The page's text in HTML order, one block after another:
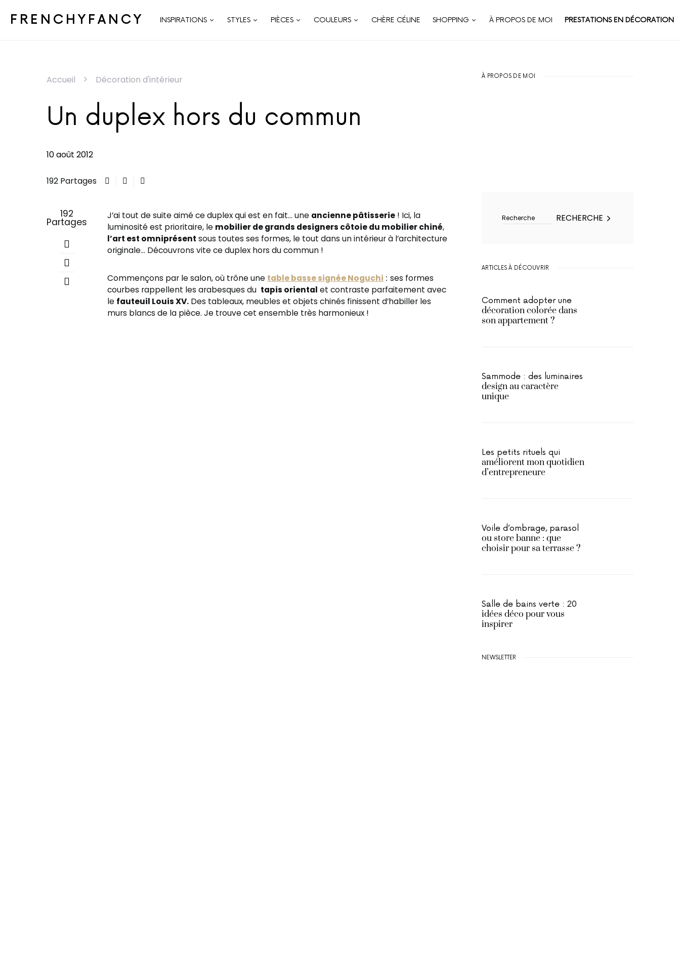
FRENCHYFANCY INSPIRATIONS STYLES PIÈCES COULEURS CHÈRE CÉLINE SHOPPING À PROPOS DE MOI PRESTATIONS EN DÉCORATION
Accueil Décoration d'intérieur
Un duplex hors du commun
10 août 2012
192 Partages
192
Partages
J’ai tout de suite aimé ce duplex qui est en fait… une ancienne pâtisserie ! Ici, la
luminosité est prioritaire, le mobilier de grands designers côtoie du mobilier chiné,
l’art est omniprésent sous toutes ses formes, le tout dans un intérieur à l’architecture
originale… Découvrons vite ce duplex hors du commun !
Commençons par le salon, où trône une table basse signée Noguchi : ses formes
courbes rappellent les arabesques du tapis oriental et contraste parfaitement avec
le fauteuil Louis XV. Des tableaux, meubles et objets chinés finissent d’habiller les
murs blancs de la pièce. Je trouve cet ensemble très harmonieux !
À PROPOS DE MOI
RECHERCHE
ARTICLES À DÉCOUVRIR
Comment adopter une
décoration colorée dans
son appartement ?
Sammode : des luminaires
design au caractère
unique
Les petits rituels qui
améliorent mon quotidien
d’entrepreneure
Voile d’ombrage, parasol
ou store banne : que
choisir pour sa terrasse ?
Salle de bains verte : 20
idées déco pour vous
inspirer
NEWSLETTER